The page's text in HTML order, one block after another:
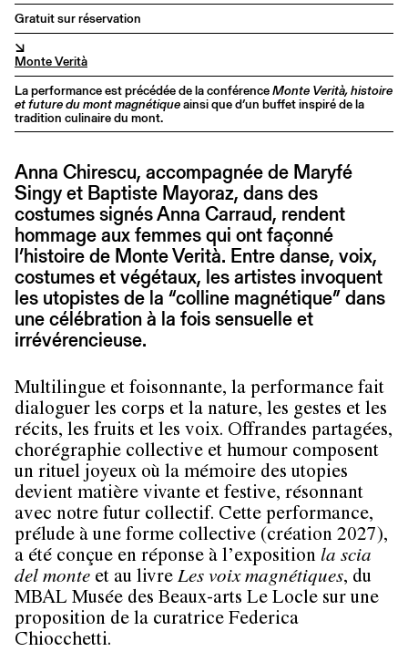
Gratuit sur réservation
↘
Monte Verità
La performance est précédée de la conférenceMonte Verità, histoire
et future du mont magnétiqueainsi que d’un buffet inspiré de la
tradition culinaire du mont.
Anna Chirescu, accompagnée de Maryfé
Singy et Baptiste Mayoraz, dans des
costumes signés Anna Carraud, rendent
hommage aux femmes qui ont façonné
l’histoire de Monte Verità. Entre danse, voix,
costumes et végétaux, les artistes invoquent
les utopistes de la “colline magnétique” dans
une célébration à la fois sensuelle et
irrévérencieuse.
Multilingue et foisonnante, la performance fait
dialoguer les corps et la nature, les gestes et les
récits, les fruits et les voix. Offrandes partagées,
chorégraphie collective et humour composent
un rituel joyeux où la mémoire des utopies
devient matière vivante et festive, résonnant
avec notre futur collectif. Cette performance,
prélude à une forme collective (création 2027),
a été conçue en réponse à l’exposition la scia
del monte et au livre Les voix magnétiques, du
MBAL Musée des Beaux-arts Le Locle sur une
proposition de la curatrice Federica
Chiocchetti.